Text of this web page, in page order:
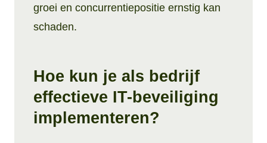
groei en concurrentiepositie ernstig kan
schaden.
Hoe kun je als bedrijf
effectieve IT-beveiliging
implementeren?